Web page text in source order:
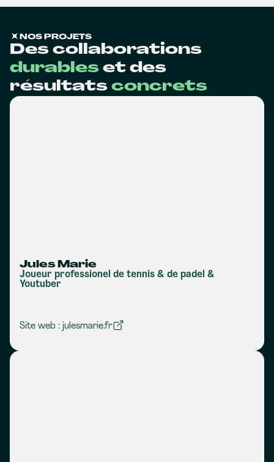
NOS PROJETS
Des collaborations
durables et des
résultats concrets
Jules Marie
Joueur professionel de tennis & de padel &
Youtuber
Site web : julesmarie.fr